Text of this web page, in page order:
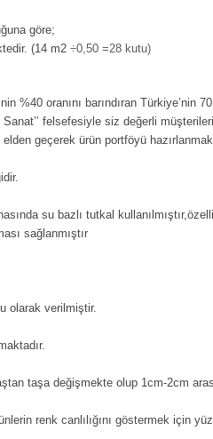
göre;
(14 m2 ÷0,50 =28 kutu)
%40 oranını barındıran Türkiye’nin
Sanat’’ felsefesiyle siz değerli
geçerek ürün portföyü
su bazlı tutkal
sağlanmıştır
olarak verilmiştir.
taşa değişmekte olup 1cm-2cm
renk canlılığını göstermek için